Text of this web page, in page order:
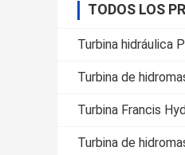
TODOS LOS
Turbina hidráulica
Turbina de
Turbina Francis
Turbina de